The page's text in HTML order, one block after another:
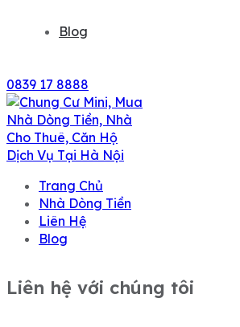
Blog
0839 17 8888
Trang Chủ
Nhà Dòng Tiền
Liên Hệ
Blog
Liên hệ với chúng tôi